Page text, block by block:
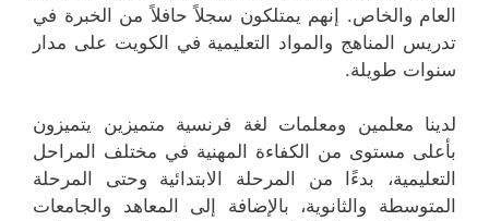
العام والخاص. إنهم يمتلكون سجلاً حافلاً من الخبرة في
تدريس المناهج والمواد التعليمية في الكويت على مدار
سنوات طويلة.
لدينا معلمين ومعلمات لغة فرنسية متميزين يتميزون
بأعلى مستوى من الكفاءة المهنية في مختلف المراحل
التعليمية، بدءًا من المرحلة الابتدائية وحتى المرحلة
المتوسطة والثانوية، بالإضافة إلى المعاهد والجامعات